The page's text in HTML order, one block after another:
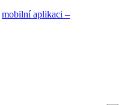
mobilní aplikaci –